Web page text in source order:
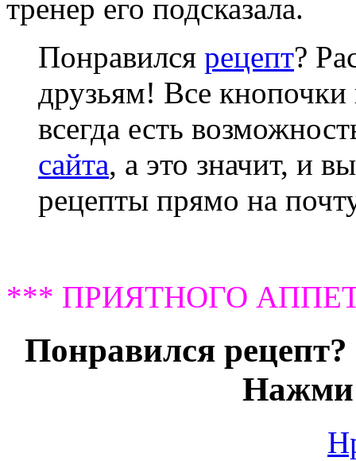
тренер его подсказала.
Понравился рецепт?
друзьям! Все кнопочки
всегда есть
сайта, а это значит, и
рецепты прямо на
*** ПРИЯТНОГО
Понравился
Нажми